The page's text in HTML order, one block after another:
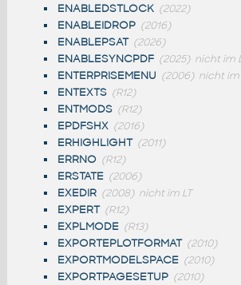
ENABLEDSTLOCK (2022)
ENABLEIDROP (2016)
ENABLEPSAT (2026)
ENABLESYNCPDF (2025) nicht im
ENTERPRISEMENU (2006) nicht im
ENTEXTS (R12)
ENTMODS (R12)
EPDFSHX (2016)
ERHIGHLIGHT (2011)
ERRNO (R12)
ERSTATE (2006)
EXEDIR (2008) nicht im LT
EXPERT (R12)
EXPLMODE (R13)
EXPORTEPLOTFORMAT (2010)
EXPORTMODELSPACE (2010)
EXPORTPAGESETUP (2010)